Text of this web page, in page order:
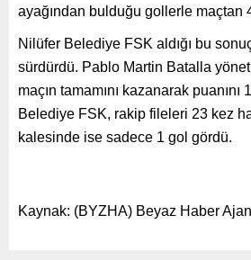
ayağından bulduğu gollerle maçtan
Nilüfer Belediye FSK aldığı bu
sürdürdü. Pablo Martin Batalla
maçın tamamını kazanarak
Belediye FSK, rakip fileleri 23 kez
kalesinde ise sadece 1 gol gördü.
Kaynak: (BYZHA) Beyaz Haber